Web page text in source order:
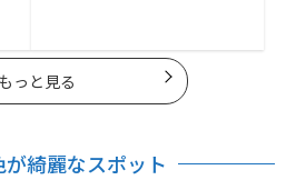
もっと見る
綺麗なスポット